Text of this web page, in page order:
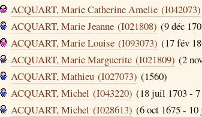
ACQUART, Marie Catherine Amelie (I042073)
ACQUART, Marie Jeanne (I021808) (9 déc
ACQUART, Marie Louise (I093073) (17 fév
ACQUART, Marie Marguerite (I021809) (2
ACQUART, Mathieu (I027073) (1560)
ACQUART, Michel (I043220) (18 juil 1703 -
ACQUART, Michel (I028613) (6 oct 1675 -